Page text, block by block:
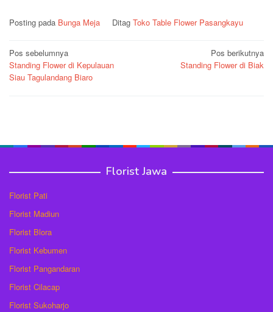
Posting pada Bunga Meja Ditag Toko Table Flower Pasangkayu
Navigasi
pos
Pos sebelumnya
Standing Flower di Kepulauan
Siau Tagulandang Biaro
Pos berikutnya
Standing Flower di Biak
Florist Jawa
Florist Pati
Florist Madiun
Florist Blora
Florist Kebumen
Florist Pangandaran
Florist Cilacap
Florist Sukoharjo